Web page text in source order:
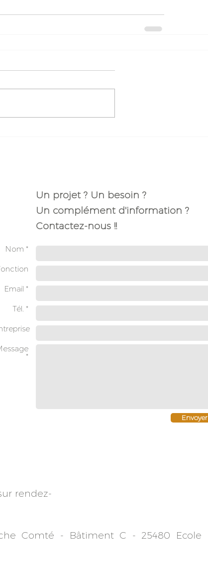
Un projet ? Un besoin ?
Un complément d'information ?
Contactez-nous !!
Nom *
Email *
Tél. *
*
Envoyer
rendez-
Comté - Bâtiment C - 25480 Ecole